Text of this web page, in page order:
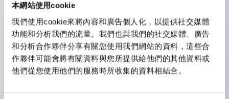
本網站使用cookie
我們使用cookie來將內容和廣告個人化，以提供社交媒體
功能和分析我們的流量。我們也與我們的社交媒體、廣告
和分析合作夥伴分享有關您使用我們網站的資料，這些合
作夥伴可能會將有關資料與您所提供給他們的其他資料或
他們從您使用他們的服務時所收集的資料相結合。
主要特點
CS型凸輪開關是方便用於設備的開關和切換，適用範圍廣
泛的操作開關器。
提供72種標準迴路
透過6種形式與接點模組段數的組合，可實現各種接點構
造。